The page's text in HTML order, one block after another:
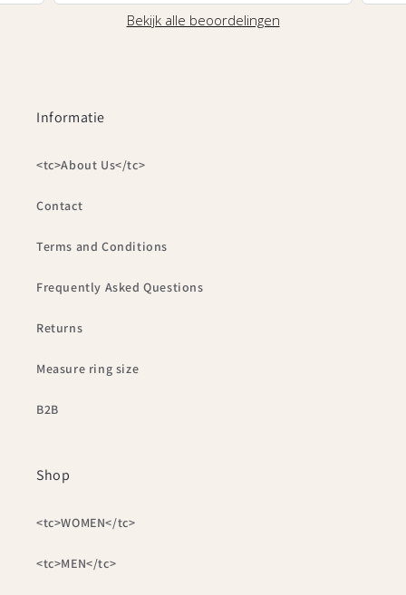
Bekijk alle beoordelingen
Informatie
<tc>About Us</tc>
Contact
Terms and Conditions
Frequently Asked Questions
Returns
Measure ring size
B2B
Shop
<tc>WOMEN</tc>
<tc>MEN</tc>